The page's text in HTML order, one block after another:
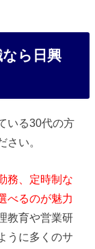
ら日興
いる30代の方
さい。
務、定時制な
べるのが魅力
教育や営業研
うに多くのサ